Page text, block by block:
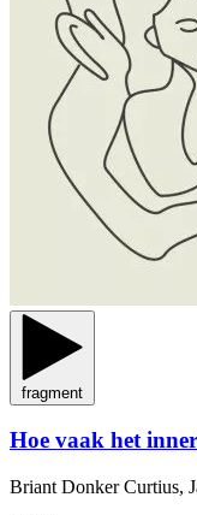
fragment
Hoe vaak het
Briant Donker Curtius,